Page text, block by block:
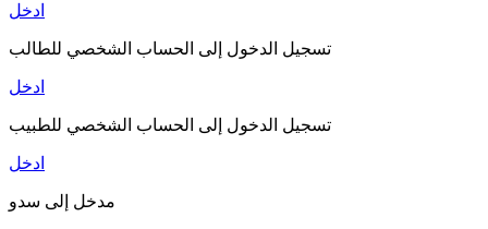
ادخل
تسجيل الدخول إلى الحساب الشخصي للطالب
ادخل
تسجيل الدخول إلى الحساب الشخصي للطبيب
ادخل
مدخل إلى سدو